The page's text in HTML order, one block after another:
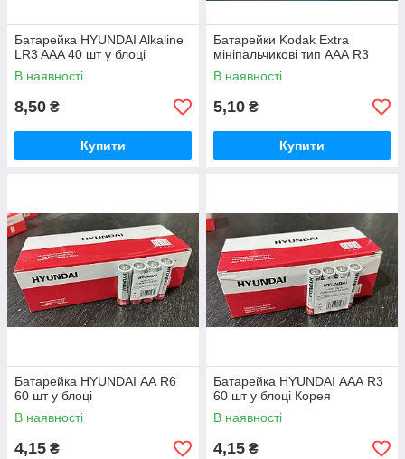
Батарейка HYUNDAI Alkaline
LR3 AAA 40 шт у блоці
В наявності
8,50 ₴
Купити
Батарейки Kodak Extra
мініпальчикові тип ААА R3
В наявності
5,10 ₴
Купити
Батарейка HYUNDAI АА R6
60 шт у блоці
В наявності
4,15 ₴
Батарейка HYUNDAI ААА R3
60 шт у блоці Корея
В наявності
4,15 ₴